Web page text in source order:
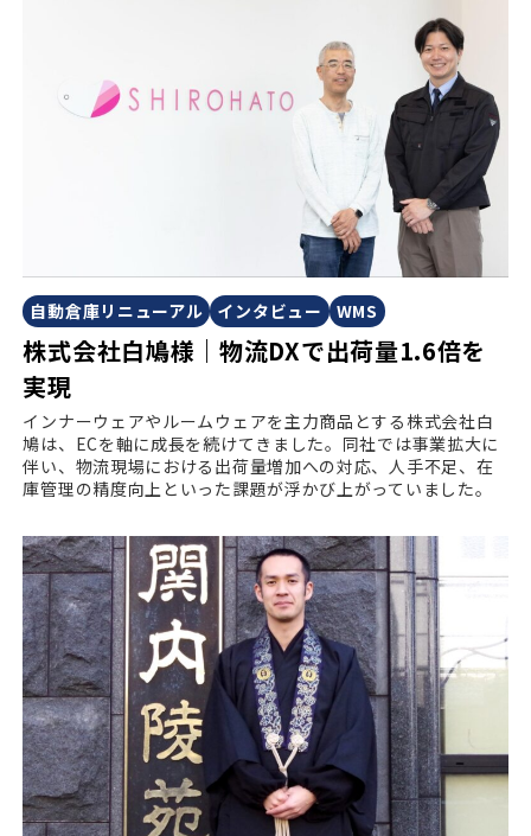
自動倉庫リニューアル インタビュー WMS
株式会社白鳩様｜物流DXで出荷量1.6倍を
実現
インナーウェアやルームウェアを主力商品とする株式会社白
鳩は、ECを軸に成長を続けてきました。同社では事業拡大に
伴い、物流現場における出荷量増加への対応、人手不足、在
庫管理の精度向上といった課題が浮かび上がっていました。